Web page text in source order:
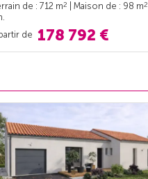
de : 712 m2 | Maison de : 98 m2
de 178 792 €